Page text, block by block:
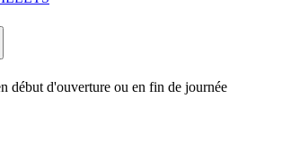
début d'ouverture ou en fin de journée